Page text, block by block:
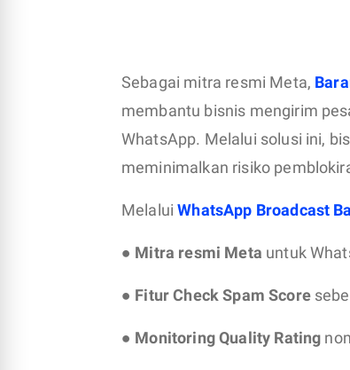
Sebagai mitra resmi Meta,
membantu bisnis mengirim
WhatsApp. Melalui solusi ini,
meminimalkan risiko
Melalui WhatsApp Broadcast
● Mitra resmi Meta untuk
● Fitur Check Spam Score
● Monitoring Quality Rating